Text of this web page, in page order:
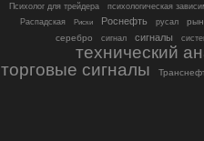
Психолог для трейдера
психологическая
Распадская Риски Роснефть русал
серебро
сигнал сигналы
технический
торговые сигналы